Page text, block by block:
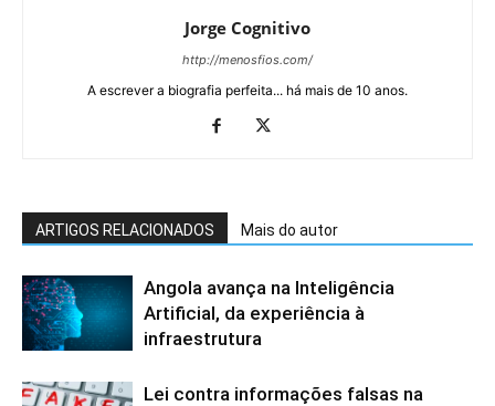
Jorge Cognitivo
http://menosfios.com/
A escrever a biografia perfeita... há mais de 10 anos.
ARTIGOS RELACIONADOS Mais do autor
Angola avança na Inteligência
Artificial, da experiência à
infraestrutura
Lei contra informações falsas na